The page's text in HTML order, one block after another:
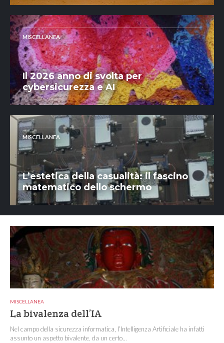
MISCELLANEA
Il 2026 anno di svolta per
cybersicurezza e AI
MISCELLANEA
L’estetica della casualità: il fascino
matematico dello schermo
MISCELLANEA
La bivalenza dell’IA
Nel campo della sicurezza informatica, l’Intelligenza Artificiale ha infatti
assunto un aspetto bivalente, da un certo...